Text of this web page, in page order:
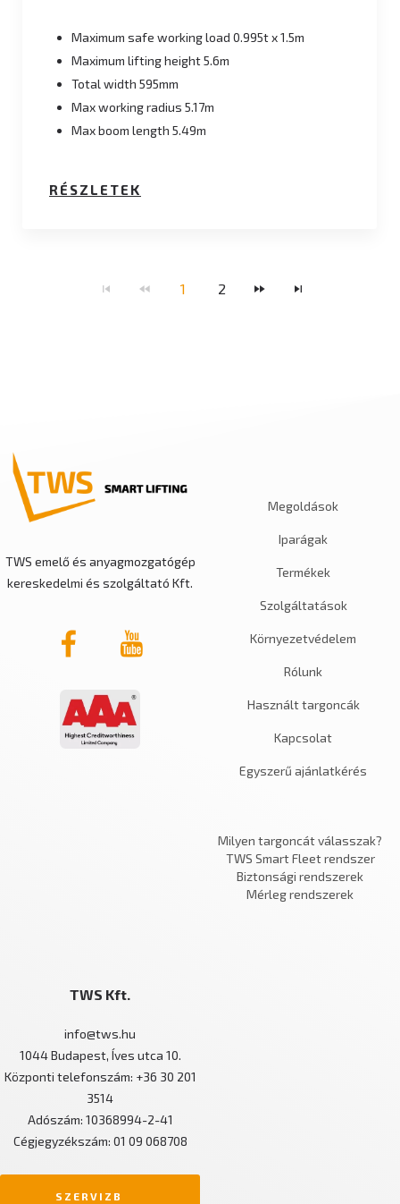
Maximum safe working load 0.995t x 1.5m
Maximum lifting height 5.6m
Total width 595mm
Max working radius 5.17m
Max boom length 5.49m
RÉSZLETEK
1 2
TWS emelő és anyagmozgatógép
kereskedelmi és szolgáltató Kft.
Megoldások
Iparágak
Termékek
Szolgáltatások
Környezetvédelem
Rólunk
Használt targoncák
Kapcsolat
Egyszerű ajánlatkérés
Milyen targoncát válasszak?
TWS Smart Fleet rendszer
Biztonsági rendszerek
Mérleg rendszerek
TWS Kft.
info@tws.hu
1044 Budapest, Íves utca 10.
Központi telefonszám: +36 30 201
3514
Adószám: 10368994-2-41
Cégjegyzékszám: 01 09 068708
SZERVIZB